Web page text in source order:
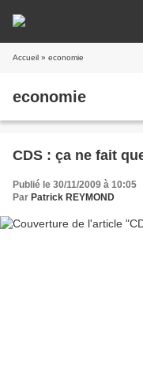
Accueil » economie
economie
CDS : ça ne fait
Publié le 30/11/2009 à 10:05
Par Patrick REYMOND